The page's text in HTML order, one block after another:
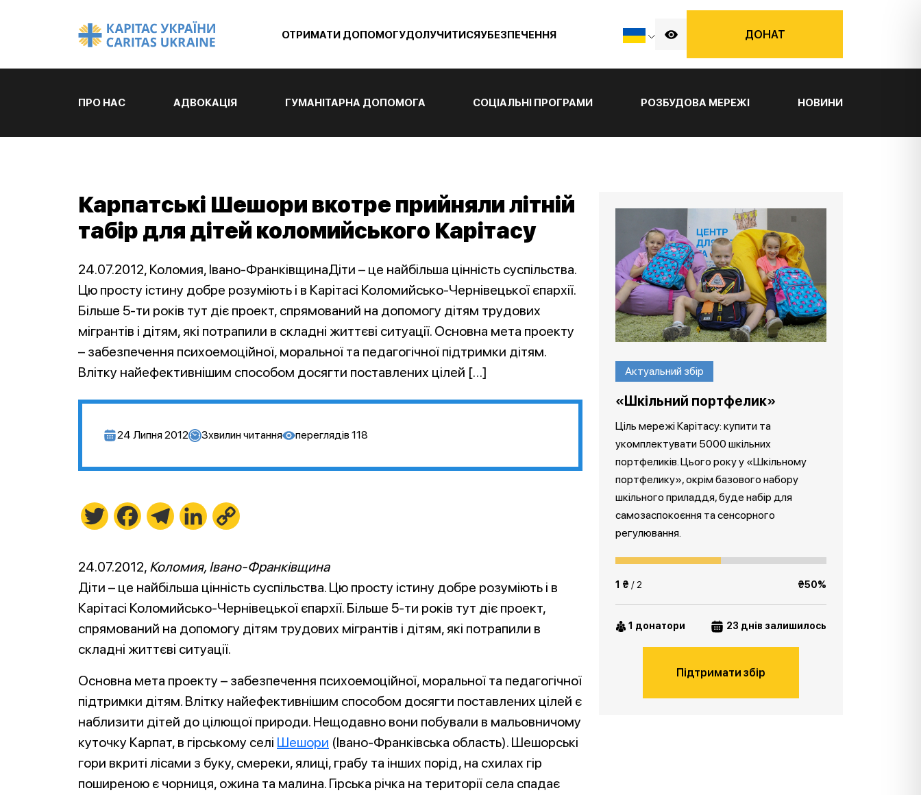
ОТРИМАТИ ДОПОМОГУДОЛУЧИТИСЯУБЕЗПЕЧЕННЯ ДОНАТ
ПРО НАС АДВОКАЦІЯ ГУМАНІТАРНА ДОПОМОГА СОЦІАЛЬНІ ПРОГРАМИ РОЗБУДОВА МЕРЕЖІ НОВИНИ
Карпатські Шешори вкотре прийняли літній
табір для дітей коломийського Карітасу
24.07.2012, Коломия, Івано-ФранківщинаДіти – це найбільша цінність суспільства.
Цю просту істину добре розуміють і в Карітасі Коломийсько-Чернівецької єпархії.
Більше 5-ти років тут діє проект, спрямований на допомогу дітям трудових
мігрантів і дітям, які потрапили в складні життєві ситуації. Основна мета проекту
– забезпечення психоемоційної, моральної та педагогічної підтримки дітям.
Влітку найефективнішим способом досягти поставлених цілей […]
24 Липня 2012 3хвилин читання переглядів 118
Twitter FacebookTelegramLinkedIn
24.07.2012, Коломия, Івано-Франківщина
Діти – це найбільша цінність суспільства. Цю просту істину добре розуміють і в
Карітасі Коломийсько-Чернівецької єпархії. Більше 5-ти років тут діє проект,
спрямований на допомогу дітям трудових мігрантів і дітям, які потрапили в
складні життєві ситуації.
Основна мета проекту – забезпечення психоемоційної, моральної та педагогічної
підтримки дітям. Влітку найефективнішим способом досягти поставлених цілей є
наблизити дітей до цілющої природи. Нещодавно вони побували в мальовничому
куточку Карпат, в гірському селі Шешори (Івано-Франківська область). Шешорські
гори вкриті лісами з буку, смереки, ялиці, грабу та інших порід, на схилах гір
поширеною є чорниця, ожина та малина. Гірська річка на території села спадає
Актуальний збір
«Шкільний портфелик»
Ціль мережі Карітасу: купити та
укомплектувати 5000 шкільних
портфеликів. Цього року у «Шкільному
портфелику», окрім базового набору
шкільного приладдя, буде набір для
самозаспокоєння та сенсорного
регулювання.
1 ₴ / 2 ₴50%
1 донатори 23 днів залишилось
Підтримати збір